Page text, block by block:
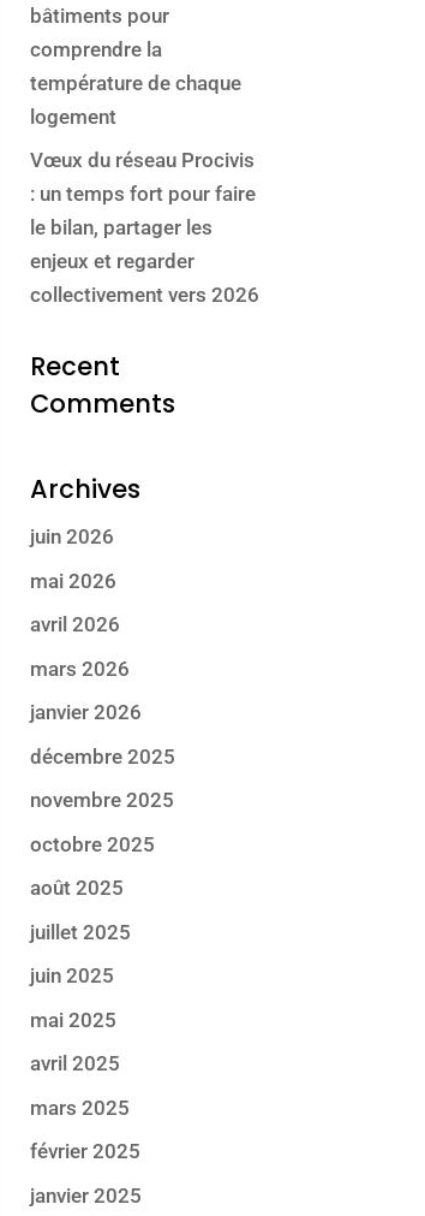
bâtiments pour
comprendre la
température de chaque
logement
Vœux du réseau Procivis
: un temps fort pour faire
le bilan, partager les
enjeux et regarder
collectivement vers 2026
Recent
Comments
Archives
juin 2026
mai 2026
avril 2026
mars 2026
janvier 2026
décembre 2025
novembre 2025
octobre 2025
août 2025
juillet 2025
juin 2025
mai 2025
avril 2025
mars 2025
février 2025
janvier 2025